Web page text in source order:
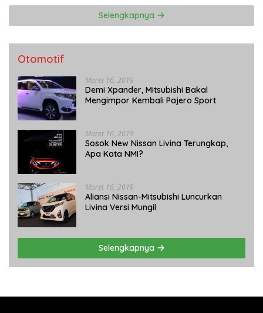
Selengkapnya
Otomotif
Maret 16, 2019
Demi Xpander, Mitsubishi Bakal
Mengimpor Kembali Pajero Sport
Maret 16, 2019
Sosok New Nissan Livina Terungkap,
Apa Kata NMI?
Maret 16, 2019
Aliansi Nissan-Mitsubishi Luncurkan
Livina Versi Mungil
Selengkapnya